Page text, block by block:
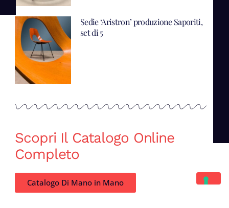
Sedie ‘Aristron’ produzione Saporiti,
set di 5
Scopri Il Catalogo Online
Completo
Catalogo Di Mano in Mano